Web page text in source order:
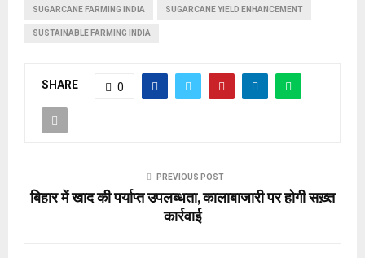
SUGARCANE FARMING INDIA SUGARCANE YIELD ENHANCEMENT
SUSTAINABLE FARMING INDIA
SHARE 0
PREVIOUS POST
बिहार में खाद की पर्याप्त उपलब्धता, कालाबाजारी पर होगी सख़्त
कार्रवाई